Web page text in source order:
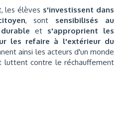
les élèves s'investissent dans
, sont
sensibilisés au
et s'approprient les
les refaire à l'extérieur du
ainsi les acteurs d'un monde
luttent contre le réchauffement